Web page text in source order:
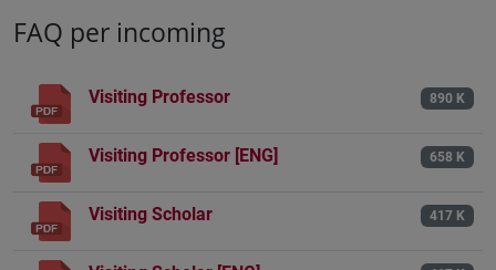
FAQ per incoming
Visiting Professor 890 K
Visiting Professor [ENG] 658 K
Visiting Scholar 417 K